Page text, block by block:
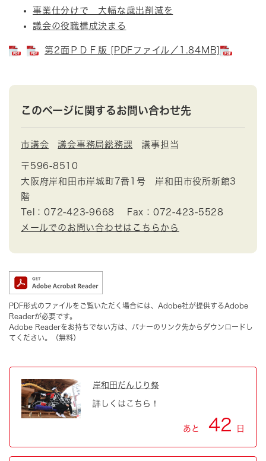
事業仕分けで 大幅な歳出削減を
議会の役職構成決まる
第2面ＰＤＦ版 [PDFファイル／1.84MB]
このページに関するお問い合わせ先
市議会 議会事務局総務課 議事担当
〒596-8510
大阪府岸和田市岸城町7番1号 岸和田市役所新館3
階
Tel：072-423-9668
Fax：072-423-5528
メールでのお問い合わせはこちらから
PDF形式のファイルをご覧いただく場合には、Adobe社が提供するAdobe
Readerが必要です。
Adobe Readerをお持ちでない方は、バナーのリンク先からダウンロードし
てください。（無料）
岸和田だんじり祭
詳しくはこちら！
あと 42 日